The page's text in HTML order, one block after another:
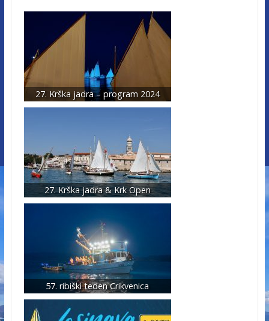
27. Krška jadra – program 2024
27. Krška jadra & Krk Open
57. ribiški teden Crikvenica